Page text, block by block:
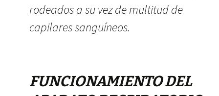
rodeados a su vez de multitud de
capilares sanguíneos.
FUNCIONAMIENTO DEL